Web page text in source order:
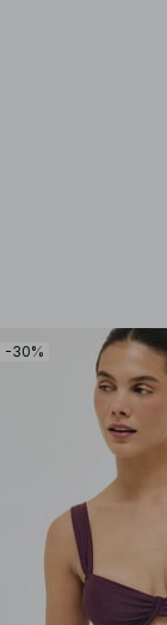
-30%